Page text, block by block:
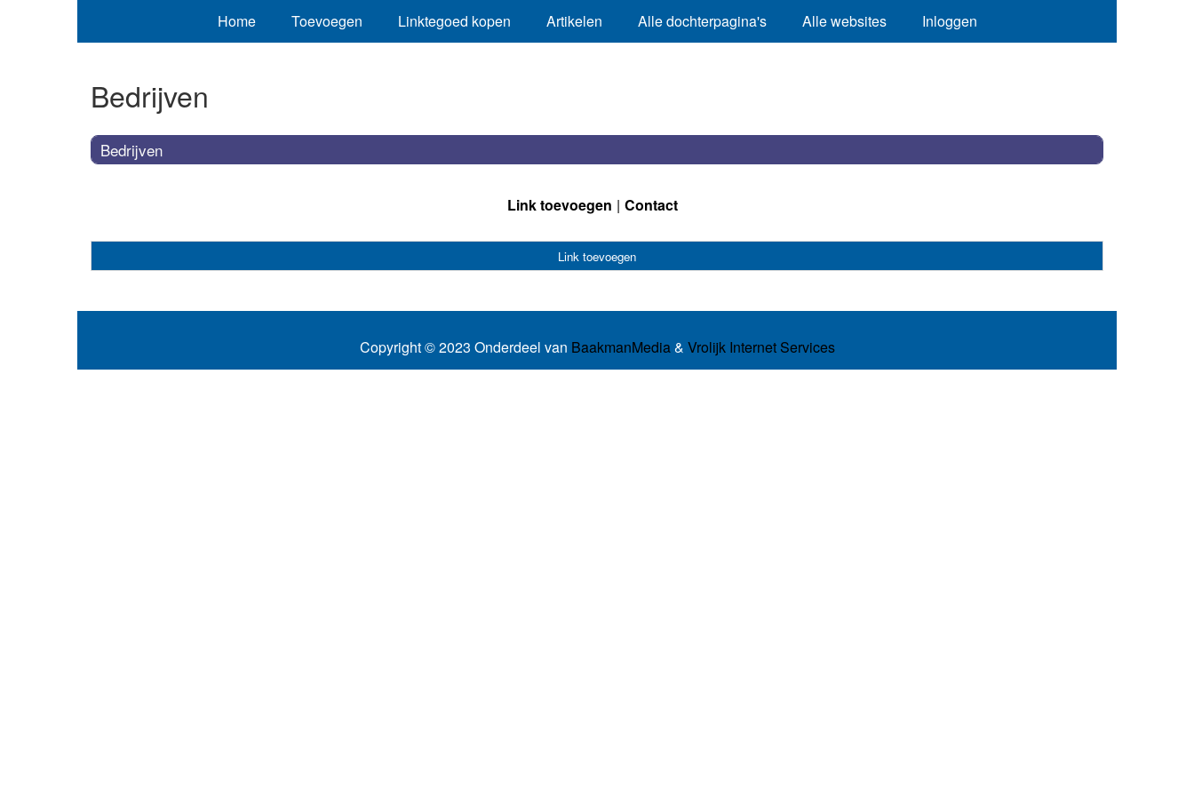
Home Toevoegen Linktegoed kopen Artikelen Alle dochterpagina's Alle websites Inloggen
Bedrijven
Bedrijven
Link toevoegen Contact
Link toevoegen
Copyright © 2023 Onderdeel van BaakmanMedia& Vrolijk Internet Services